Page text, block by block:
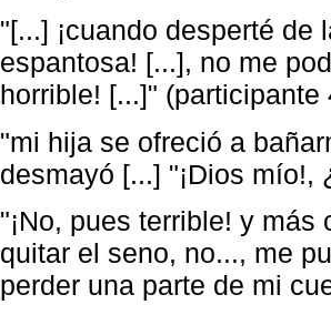
"[...] ¡cuando desperté
espantosa! [...], no me
horrible! [...]" (participante
"mi hija se ofreció a
desmayó [...] "¡Dios mío!,
"¡No, pues terrible! y
quitar el seno, no..., me
perder una parte de mi